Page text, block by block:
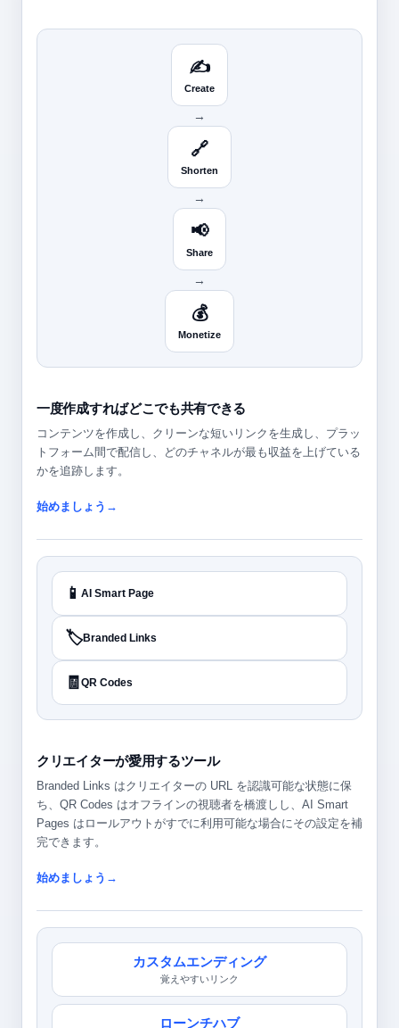
✍️
Create
→
🔗
Shorten
→
📢
Share
→
💰
Monetize
一度作成すればどこでも共有できる
コンテンツを作成し、クリーンな短いリンクを生成し、プラッ
トフォーム間で配信し、どのチャネルが最も収益を上げている
かを追跡します。
始めましょう→
📱 AI Smart Page
🏷️Branded Links
🧾 QR Codes
クリエイターが愛用するツール
Branded Links はクリエイターの URL を認識可能な状態に保
ち、QR Codes はオフラインの視聴者を橋渡しし、AI Smart
Pages はロールアウトがすでに利用可能な場合にその設定を補
完できます。
始めましょう→
カスタムエンディング
覚えやすいリンク
ローンチハブ